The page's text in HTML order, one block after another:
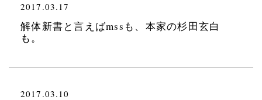
2017.03.17
解体新書と言えばmssも、本家の杉田玄白
も。
2017.03.10